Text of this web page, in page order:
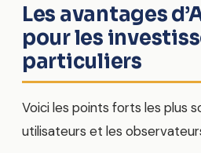
Les avantages
pour les
particuliers
Voici les points forts les plus
utilisateurs et les